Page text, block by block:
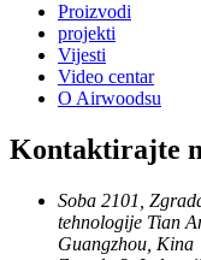
Proizvodi
projekti
Vijesti
Video centar
O Airwoodsu
Kontaktirajte
Soba 2101,
tehnologije Tian
Guangzhou, Kina